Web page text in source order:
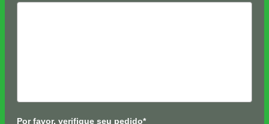
Por favor, verifique seu pedido*